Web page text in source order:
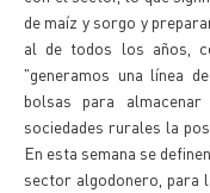
de maíz y sorgo y
al de todos los años,
"generamos una línea
bolsas para
sociedades rurales la
En esta semana se
sector algodonero, para